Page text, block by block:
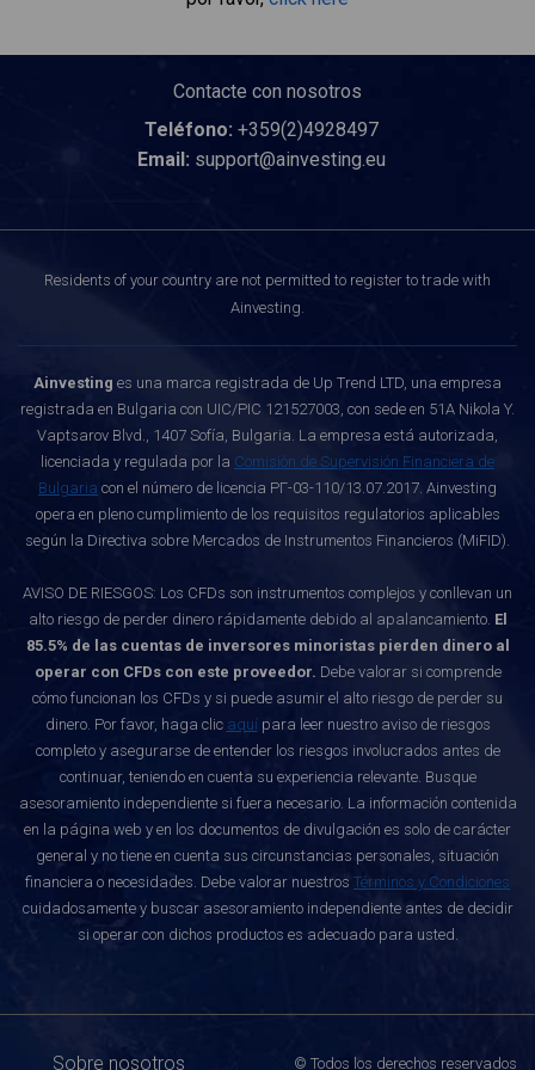
Contacte con nosotros
Teléfono: +359(2)4928497
Email: support@ainvesting.eu
Residents of your country are not permitted to register to trade with
Ainvesting.
Ainvesting es una marca registrada de Up Trend LTD, una empresa
registrada en Bulgaria con UIC/PIC 121527003, con sede en 51A Nikola Y.
Vaptsarov Blvd., 1407 Sofía, Bulgaria. La empresa está autorizada,
licenciada y regulada por la Comisión de Supervisión Financiera de
Bulgaria con el número de licencia РГ-03-110/13.07.2017. Ainvesting
opera en pleno cumplimiento de los requisitos regulatorios aplicables
según la Directiva sobre Mercados de Instrumentos Financieros (MiFID).
AVISO DE RIESGOS: Los CFDs son instrumentos complejos y conllevan un
alto riesgo de perder dinero rápidamente debido al apalancamiento. El
85.5% de las cuentas de inversores minoristas pierden dinero al
operar con CFDs con este proveedor. Debe valorar si comprende
cómo funcionan los CFDs y si puede asumir el alto riesgo de perder su
dinero. Por favor, haga clic aquípara leer nuestro aviso de riesgos
completo y asegurarse de entender los riesgos involucrados antes de
continuar, teniendo en cuenta su experiencia relevante. Busque
asesoramiento independiente si fuera necesario. La información contenida
en la página web y en los documentos de divulgación es solo de carácter
general y no tiene en cuenta sus circunstancias personales, situación
financiera o necesidades. Debe valorar nuestros Términos y Condiciones
cuidadosamente y buscar asesoramiento independiente antes de decidir
si operar con dichos productos es adecuado para usted.
Sobre nosotros © Todos los derechos reservados